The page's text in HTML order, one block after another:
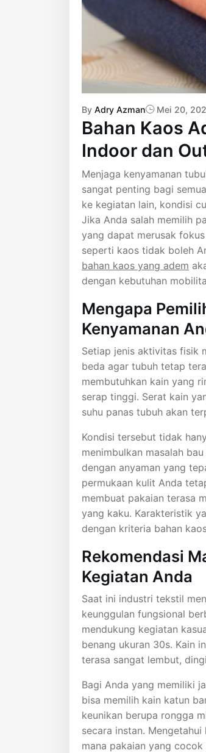
By Adry Azman Mei 20,
Bahan Kaos
Indoor dan
Menjaga kenyamanan
sangat penting bagi
ke kegiatan lain, kondisi
Jika Anda salah memilih
yang dapat merusak
seperti kaos tidak boleh
bahan kaos yang adem
dengan kebutuhan
Mengapa
Kenyamanan
Setiap jenis aktivitas fisik
beda agar tubuh tetap
membutuhkan kain yang
serap tinggi. Serat kain
suhu panas tubuh akan
Kondisi tersebut tidak
menimbulkan masalah
dengan anyaman yang
permukaan kulit Anda
membuat pakaian terasa
yang kaku. Karakteristik
dengan kriteria bahan
Rekomendasi
Kegiatan Anda
Saat ini industri tekstil
keunggulan fungsional
mendukung kegiatan
benang ukuran 30s. Kain
terasa sangat lembut,
Bagi Anda yang memiliki
bisa memilih kain katun
keunikan berupa rongga
secara instan.
mana pakaian yang